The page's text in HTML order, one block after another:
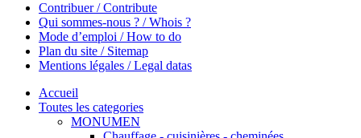
Contribuer / Contribute
Qui sommes-nous ? / Whois ?
Mode d’emploi / How to do
Plan du site / Sitemap
Mentions légales / Legal datas
Accueil
Toutes les categories
MONUMEN